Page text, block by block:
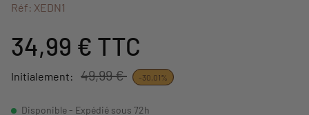
Réf: XEDN1
34,99 € TTC
Initialement: 49,99 € -30,01%
Disponible - Expédié sous 72h